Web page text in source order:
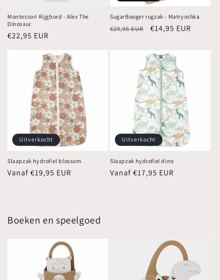
Montessori Rijgbord - Alex The
Dinosaur
Normale
€22,95 EUR
SugarBooger rugzak - Matryoshka
Normale
€29,95 EUR Aanbiedingsprijs
€14,95 EUR
Uitverkocht
Slaapzak hydrofiel blossom
Normale
Vanaf €19,95 EUR
Uitverkocht
Slaapzak hydrofiel dino
Normale
Vanaf €17,95 EUR
Boeken en speelgoed